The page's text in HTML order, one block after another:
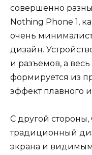
совершенно
Nothing Phone 1,
очень
дизайн.
и разъемов, а
формируется из
эффект плавного
С другой стороны,
традиционный
экрана и